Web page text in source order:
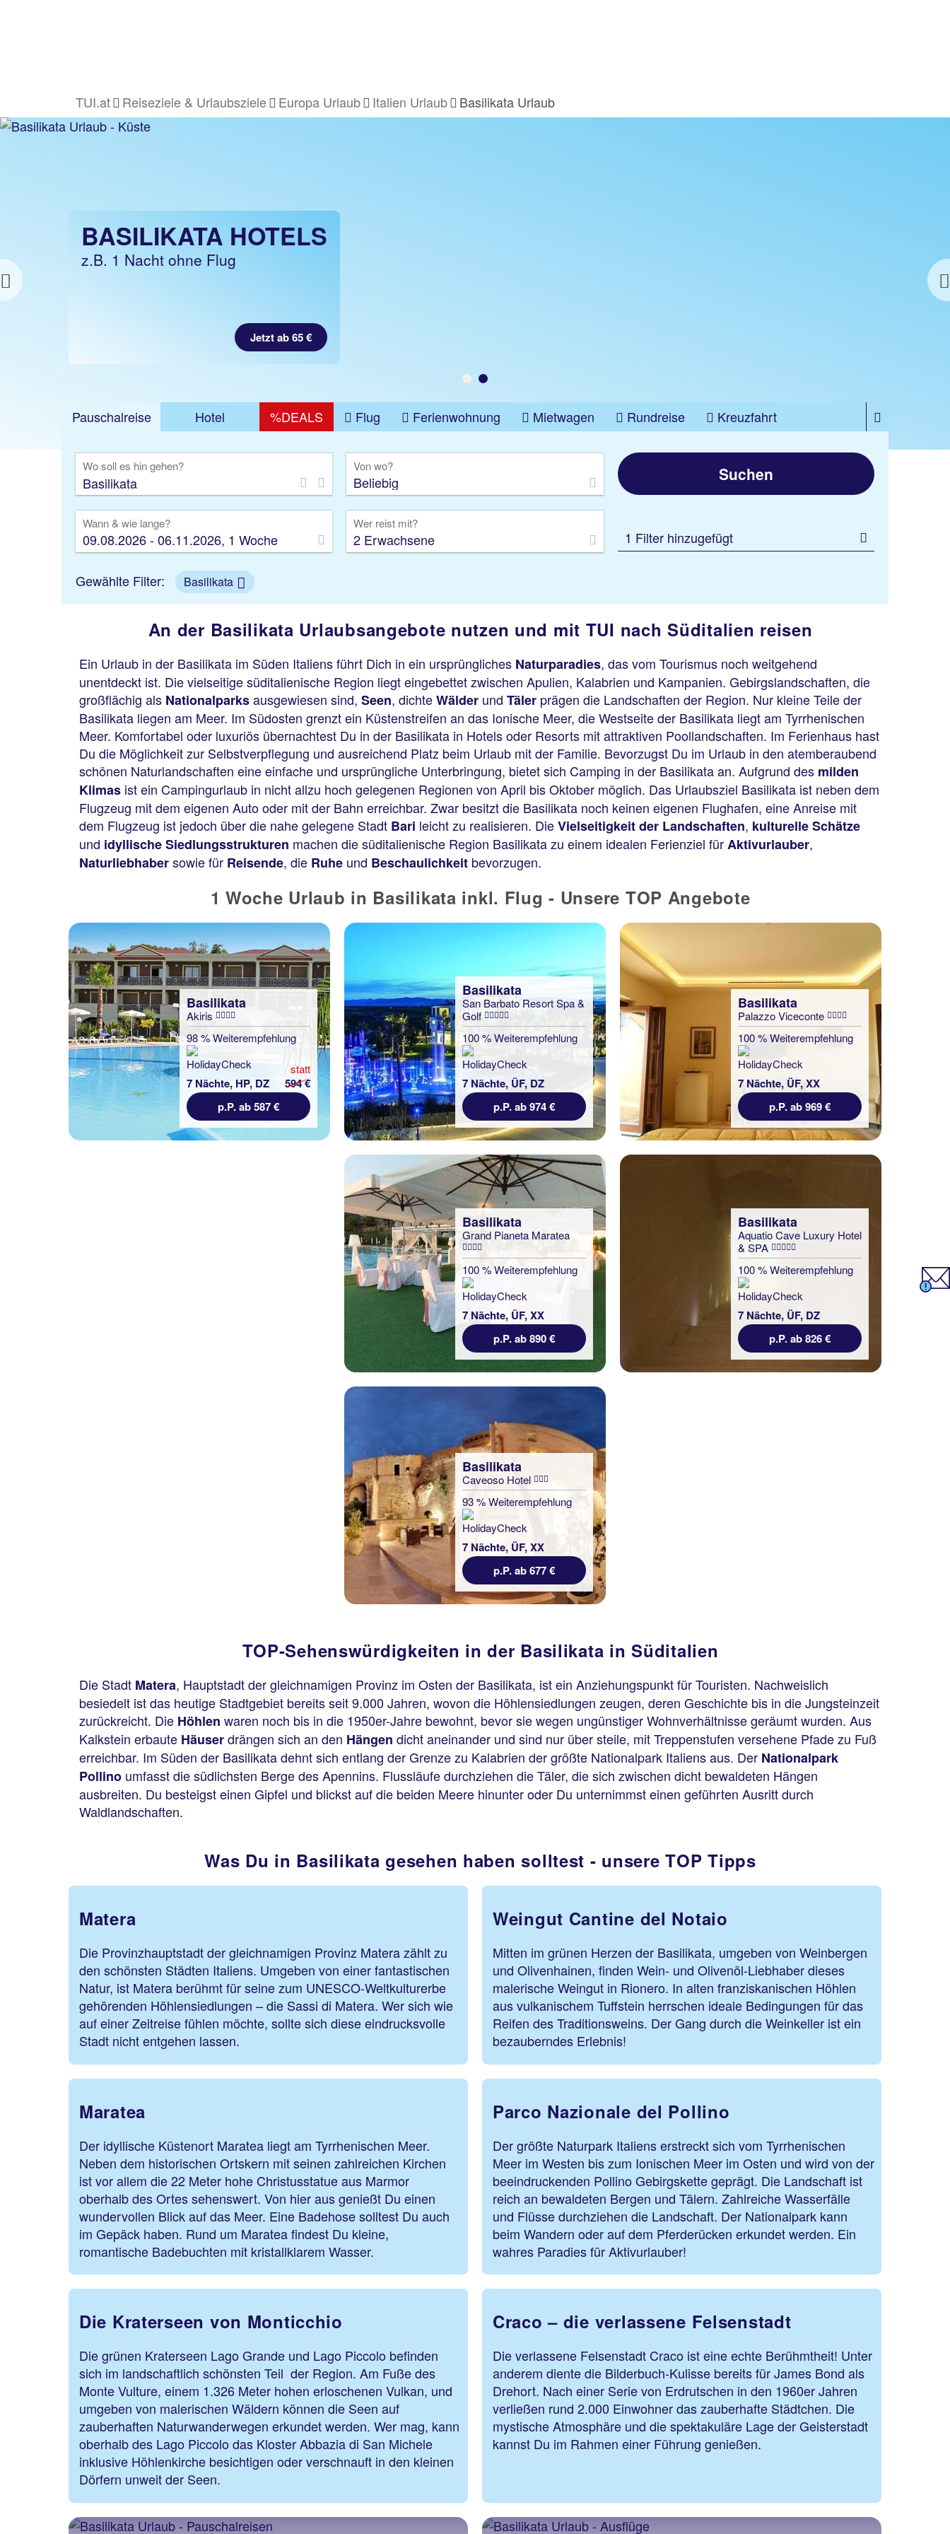
TUI.at Reiseziele & Urlaubsziele Europa Urlaub Italien Urlaub Basilikata Urlaub
Previous
BASILIKATA URLAUB
z.B. 1 Woche Hotel inkl. Flug
Jetzt ab 587 €
BASILIKATA HOTELS
z.B. 1 Nacht ohne Flug
Jetzt ab 65 €
Pauschalreise Hotel %DEALS Flug Ferienwohnung Mietwagen Rundreise
Kreuzfahrt
Wo soll es hin gehen? Von wo?
Beliebig
Wann & wie lange?
09.08.2026 - 06.11.2026, 1 Woche
Wer reist mit?
2 Erwachsene
Suchen
1 Filter hinzugefügt
Gewählte Filter: Basilikata
An der Basilikata Urlaubsangebote nutzen und mit TUI nach Süditalien reisen
Ein Urlaub in der Basilikata im Süden Italiens führt Dich in ein ursprüngliches Naturparadies, das vom Tourismus noch weitgehend
unentdeckt ist. Die vielseitige süditalienische Region liegt eingebettet zwischen Apulien, Kalabrien und Kampanien. Gebirgslandschaften, die
großflächig als Nationalparksausgewiesen sind, Seen, dichteWälder und Täler prägen die Landschaften der Region. Nur kleine Teile der
Basilikata liegen am Meer. Im Südosten grenzt ein Küstenstreifen an das Ionische Meer, die Westseite der Basilikata liegt am Tyrrhenischen
Meer. Komfortabel oder luxuriös übernachtest Du in der Basilikata in Hotels oder Resorts mit attraktiven Poollandschaften. Im Ferienhaus hast
Du die Möglichkeit zur Selbstverpflegung und ausreichend Platz beim Urlaub mit der Familie. Bevorzugst Du im Urlaub in den atemberaubend
schönen Naturlandschaften eine einfache und ursprüngliche Unterbringung, bietet sich Camping in der Basilikata an. Aufgrund des milden
Klimas ist ein Campingurlaub in nicht allzu hoch gelegenen Regionen von April bis Oktober möglich. Das Urlaubsziel Basilikata ist neben dem
Flugzeug mit dem eigenen Auto oder mit der Bahn erreichbar. Zwar besitzt die Basilikata noch keinen eigenen Flughafen, eine Anreise mit
dem Flugzeug ist jedoch über die nahe gelegene Stadt Bari leicht zu realisieren. DieVielseitigkeit der Landschaften, kulturelle Schätze
und idyllische Siedlungsstrukturen machen die süditalienische Region Basilikata zu einem idealen Ferienziel fürAktivurlauber,
Naturliebhabersowie für Reisende, die Ruhe und Beschaulichkeit bevorzugen.
1 Woche Urlaub in Basilikata inkl. Flug - Unsere TOP Angebote
Basilikata
Akiris
98 % Weiterempfehlung
7 Nächte, HP, DZ
statt
594 €
p.P. ab 587 €
Basilikata
San Barbato Resort Spa &
Golf
100 % Weiterempfehlung
7 Nächte, ÜF, DZ
p.P. ab 974 €
Basilikata
Palazzo Viceconte
100 % Weiterempfehlung
7 Nächte, ÜF, XX
p.P. ab 969 €
Basilikata
Il Belvedere
100 % Weiterempfehlung
7 Nächte, ÜF, XX
p.P. ab 895 €
Basilikata
Grand Pianeta Maratea
100 % Weiterempfehlung
7 Nächte, ÜF, XX
p.P. ab 890 €
Basilikata
Aquatio Cave Luxury Hotel
& SPA
100 % Weiterempfehlung
7 Nächte, ÜF, DZ
p.P. ab 826 €
Basilikata
Caveoso Hotel
93 % Weiterempfehlung
7 Nächte, ÜF, XX
p.P. ab 677 €
Basilikata
Hotel Torre Fiore
100 % Weiterempfehlung
7 Nächte, ÜF, XX
p.P. ab 1195 €
TOP-Sehenswürdigkeiten in der Basilikata in Süditalien
Die Stadt Matera, Hauptstadt der gleichnamigen Provinz im Osten der Basilikata, ist ein Anziehungspunkt für Touristen. Nachweislich
besiedelt ist das heutige Stadtgebiet bereits seit 9.000 Jahren, wovon die Höhlensiedlungen zeugen, deren Geschichte bis in die Jungsteinzeit
zurückreicht. Die Höhlen waren noch bis in die 1950er-Jahre bewohnt, bevor sie wegen ungünstiger Wohnverhältnisse geräumt wurden. Aus
Kalkstein erbaute Häuserdrängen sich an den Hängen dicht aneinander und sind nur über steile, mit Treppenstufen versehene Pfade zu Fuß
erreichbar. Im Süden der Basilikata dehnt sich entlang der Grenze zu Kalabrien der größte Nationalpark Italiens aus. Der Nationalpark
Pollino umfasst die südlichsten Berge des Apennins. Flussläufe durchziehen die Täler, die sich zwischen dicht bewaldeten Hängen
ausbreiten. Du besteigst einen Gipfel und blickst auf die beiden Meere hinunter oder Du unternimmst einen geführten Ausritt durch
Waldlandschaften.
Was Du in Basilikata gesehen haben solltest - unsere TOP Tipps
Matera
Die Provinzhauptstadt der gleichnamigen Provinz Matera zählt zu
den schönsten Städten Italiens. Umgeben von einer fantastischen
Natur, ist Matera berühmt für seine zum UNESCO-Weltkulturerbe
gehörenden Höhlensiedlungen – die Sassi di Matera. Wer sich wie
auf einer Zeitreise fühlen möchte, sollte sich diese eindrucksvolle
Stadt nicht entgehen lassen.
Maratea
Der idyllische Küstenort Maratea liegt am Tyrrhenischen Meer.
Neben dem historischen Ortskern mit seinen zahlreichen Kirchen
ist vor allem die 22 Meter hohe Christusstatue aus Marmor
oberhalb des Ortes sehenswert. Von hier aus genießt Du einen
wundervollen Blick auf das Meer. Eine Badehose solltest Du auch
im Gepäck haben. Rund um Maratea findest Du kleine,
romantische Badebuchten mit kristallklarem Wasser.
Die Kraterseen von Monticchio
Die grünen Kraterseen Lago Grande und Lago Piccolo befinden
sich im landschaftlich schönsten Teil der Region. Am Fuße des
Monte Vulture, einem 1.326 Meter hohen erloschenen Vulkan, und
umgeben von malerischen Wäldern können die Seen auf
zauberhaften Naturwanderwegen erkundet werden. Wer mag, kann
oberhalb des Lago Piccolo das Kloster Abbazia di San Michele
inklusive Höhlenkirche besichtigen oder verschnauft in den kleinen
Dörfern unweit der Seen.
Weingut Cantine del Notaio
Mitten im grünen Herzen der Basilikata, umgeben von Weinbergen
und Olivenhainen, finden Wein- und Olivenöl-Liebhaber dieses
malerische Weingut in Rionero. In alten franziskanischen Höhlen
aus vulkanischem Tuffstein herrschen ideale Bedingungen für das
Reifen des Traditionsweins. Der Gang durch die Weinkeller ist ein
bezauberndes Erlebnis!
Parco Nazionale del Pollino
Der größte Naturpark Italiens erstreckt sich vom Tyrrhenischen
Meer im Westen bis zum Ionischen Meer im Osten und wird von der
beeindruckenden Pollino Gebirgskette geprägt. Die Landschaft ist
reich an bewaldeten Bergen und Tälern. Zahlreiche Wasserfälle
und Flüsse durchziehen die Landschaft. Der Nationalpark kann
beim Wandern oder auf dem Pferderücken erkundet werden. Ein
wahres Paradies für Aktivurlauber!
Craco – die verlassene Felsenstadt
Die verlassene Felsenstadt Craco ist eine echte Berühmtheit! Unter
anderem diente die Bilderbuch-Kulisse bereits für James Bond als
Drehort. Nach einer Serie von Erdrutschen in den 1960er Jahren
verließen rund 2.000 Einwohner das zauberhafte Städtchen. Die
mystische Atmosphäre und die spektakuläre Lage der Geisterstadt
kannst Du im Rahmen einer Führung genießen.